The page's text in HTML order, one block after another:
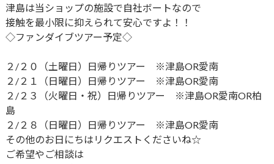
津島は当ショップの施設で自社ボートなので
接触を最小限に抑えられて安心ですよ！！
◇ファンダイブツアー予定◇
２/２０（土曜日）日帰りツアー ※津島OR愛南
２/２１（日曜日）日帰りツアー ※津島OR愛南
２/２３（火曜日・祝）日帰りツアー ※津島OR愛南OR柏
島
２/２８（日曜日）日帰りツアー ※津島OR愛南
その他のお日にちはリクエストくださいね☆
ご希望やご相談は